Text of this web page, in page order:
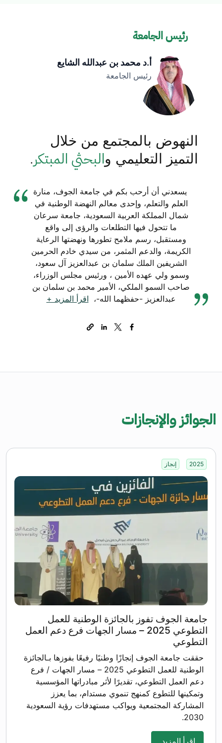
رئيس الجامعة
أ.د محمد بن عبدالله الشايع
رئيس الجامعة
النهوض بالمجتمع من خلال
التميز التعليمي والبحثي المبتكر.
يسعدني أن أرحب بكم في جامعة الجوف، منارة
العلم والتعلم، وإحدى معالم النهضة الوطنية في
شمال المملكة العربية السعودية، جامعة سرعان
ما تتحول فيها التطلعات والرؤى إلى واقع
ومستقبل، رسم ملامح تطورها ونهضتها الرعاية
الكريمة، والدعم المثمر، من سيدي خادم الحرمين
الشريفين الملك سلمان بن عبدالعزيز آل سعود،
وسمو ولي عهده الأمين ، ورئيس مجلس الوزراء،
صاحب السمو الملكي، الأمير محمد بن سلمان بن
عبدالعزيز -حفظهما الله-، اقرأ المزيد +
الجوائز والإنجازات
2025 إنجاز
جامعة الجوف تفوز بالجائزة الوطنية للعمل
التطوعي 2025 – مسار الجهات فرع دعم العمل
التطوعي
حققت جامعة الجوف إنجازًا وطنيًا رفيعًا بفوزها بـالجائزة
الوطنية للعمل التطوعي 2025 – مسار الجهات / فرع
دعم العمل التطوعي، تقديرًا لأثر مبادراتها المؤسسية
وتمكينها للتطوع كمنهج تنموي مستدام، بما يعزز
المشاركة المجتمعية ويواكب مستهدفات رؤية السعودية
2030.